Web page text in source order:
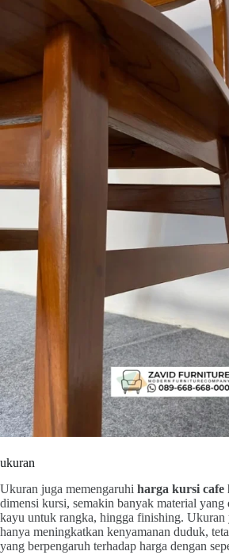
ukuran
Ukuran juga memengaruhi harga kursi cafe
dimensi kursi, semakin banyak material
kayu untuk rangka, hingga finishing. Ukuran
hanya meningkatkan kenyamanan duduk,
yang berpengaruh terhadap harga dengan